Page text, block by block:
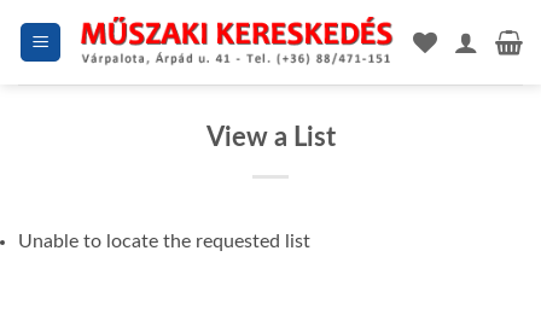
View a List
Unable to locate the requested list